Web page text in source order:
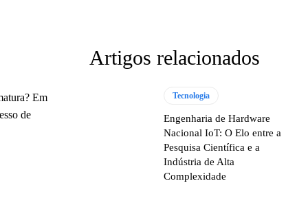
Em
de
Artigos relacionados
Tecnologia
Engenharia de Hardware
Nacional IoT: O Elo entre a
Pesquisa Científica e a
Indústria de Alta
Complexidade